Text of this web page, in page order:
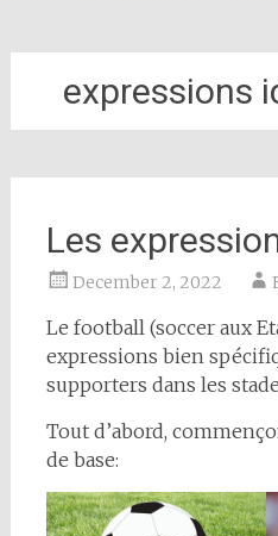
expressions
Les
December 2, 2022
Le football (soccer aux
expressions bien
supporters dans les
Tout d’abord,
de base: